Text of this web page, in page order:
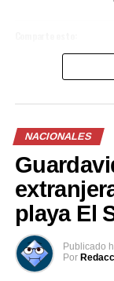
NACIONALES
playa El
Publicado
Por